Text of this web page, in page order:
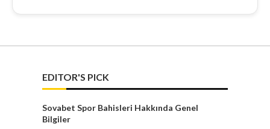
EDITOR'S PICK
Sovabet Spor Bahisleri Hakkında Genel
Bilgiler